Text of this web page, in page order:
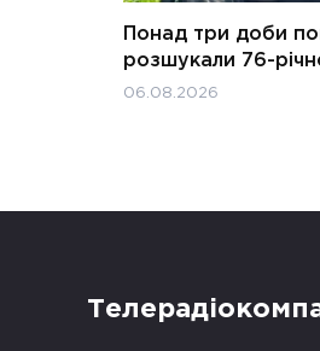
Понад три доби
розшукали 76-
06.08.2026